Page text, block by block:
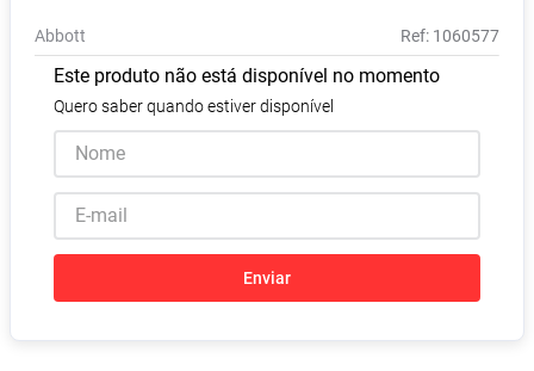
Abbott : 1060577
Este produto não está disponível no momento
Quero saber quando estiver disponível
Enviar
8º Pampers Confort Sec
9º Vitamina D
10º Soro Fisiológico